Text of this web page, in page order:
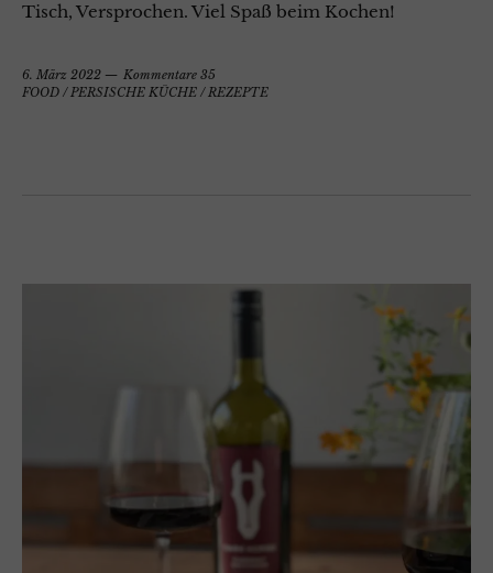
Tisch, Versprochen. Viel Spaß beim Kochen!
6. März 2022
Kommentare 35
FOOD /PERSISCHE KÜCHE /REZEPTE